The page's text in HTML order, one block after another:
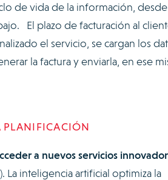
de vida de la información,
El plazo de facturación al
el servicio, se cargan los
la factura y enviarla, en ese
PLANIFICACIÓN
a nuevos servicios
La inteligencia artificial optimiza la